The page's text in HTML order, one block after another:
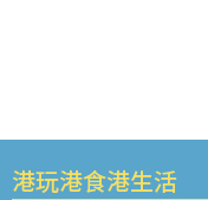
港玩港食港生活